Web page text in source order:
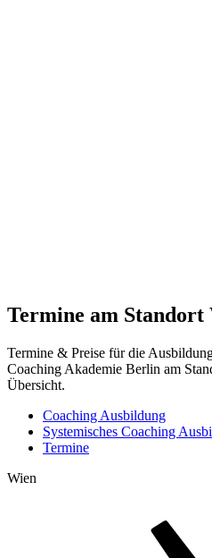
Termine am Standort
Termine & Preise für die
Coaching Akademie Berlin am
Übersicht.
Coaching Ausbildung
Systemisches Coaching
Termine
Wien